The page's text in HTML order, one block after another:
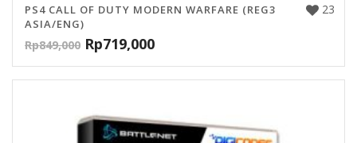
23
PS4 CALL OF DUTY MODERN WARFARE (REG3
ASIA/ENG)
Rp849,000 Rp719,000